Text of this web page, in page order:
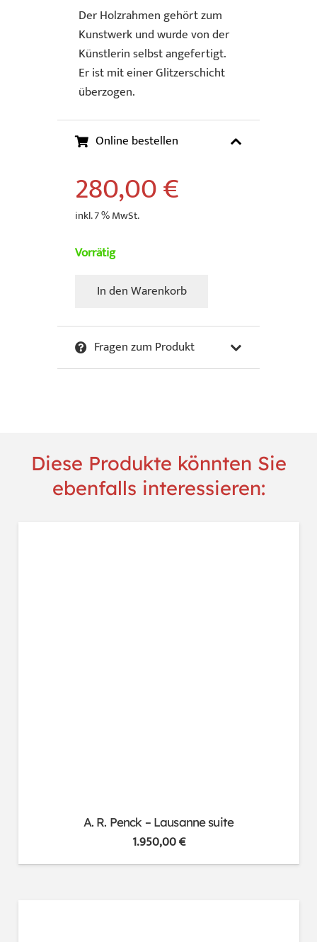
Der Holzrahmen gehört zum
Kunstwerk und wurde von der
Künstlerin selbst angefertigt.
Er ist mit einer Glitzerschicht
überzogen.
Online bestellen
280,00€
inkl. 7 % MwSt.
Vorrätig
Hillenbrand,
-
Mini
In den Warenkorb
Fragen zum Produkt
Diese Produkte könnten Sie
ebenfalls interessieren:
A. R. Penck – Lausanne suite
1.950,00€